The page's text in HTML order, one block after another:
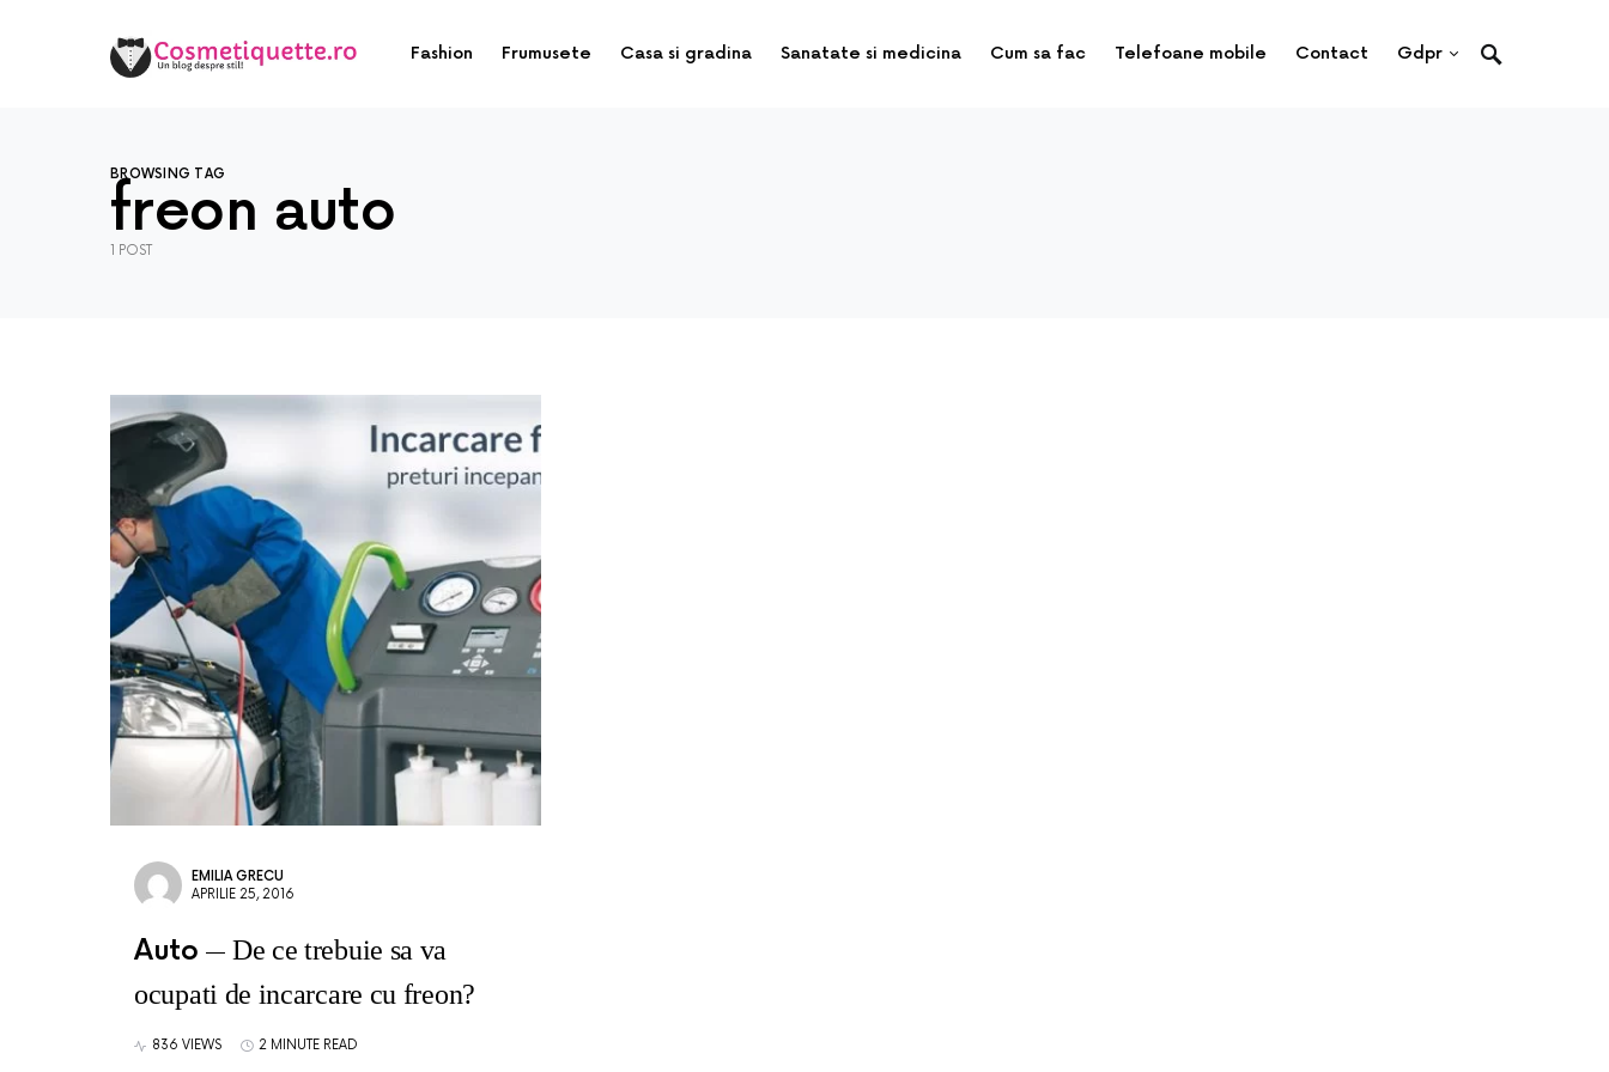
Fashion Frumusete Casa si gradina Sanatate si medicina Cum sa fac Telefoane mobile Contact Gdpr
BROWSING TAG
freon auto
1 POST
EMILIA GRECU
APRILIE 25, 2016
Auto
De ce trebuie sa va
ocupati de incarcare cu freon?
836 VIEWS 2 MINUTE READ